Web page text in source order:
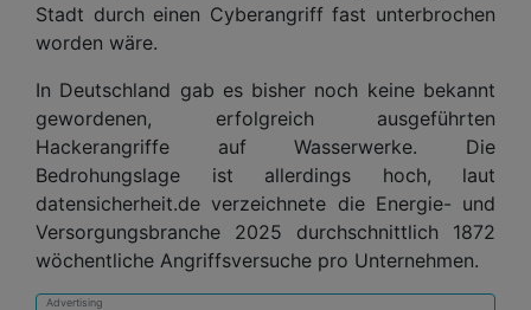
Stadt durch einen Cyberangriff fast unterbrochen
worden wäre.
In Deutschland gab es bisher noch keine bekannt
gewordenen, erfolgreich ausgeführten
Hackerangriffe auf Wasserwerke. Die
Bedrohungslage ist allerdings hoch, laut
datensicherheit.de verzeichnete die Energie- und
Versorgungsbranche 2025 durchschnittlich 1872
wöchentliche Angriffsversuche pro Unternehmen.
Advertising